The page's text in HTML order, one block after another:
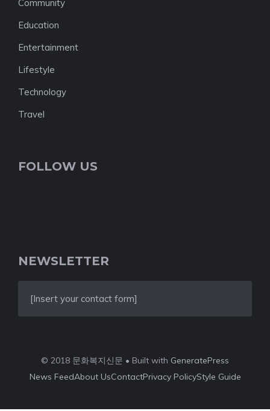
Community
Education
Entertainment
Lifestyle
Technology
Travel
FOLLOW US
NEWSLETTER
[Insert your contact form]
© 2018 문화복지신문 • Built with GeneratePress
News FeedAbout UsContactPrivacy PolicyStyle Guide